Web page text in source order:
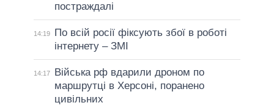
постраждалі
14:19
По всій росії фіксують збої в роботі
інтернету – ЗМІ
14:17
Війська рф вдарили дроном по
маршрутці в Херсоні, поранено
цивільних